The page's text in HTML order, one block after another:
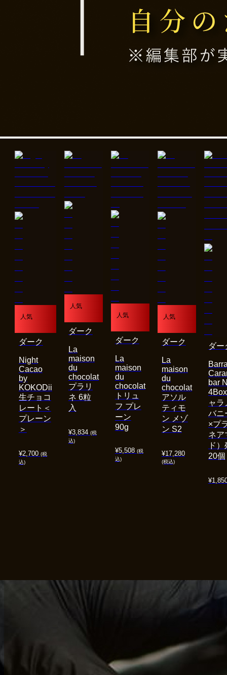
人気
¥2,700 (税
込)
Night
Cacao
by
KOKODii
生チョコ
レート＜
プレーン
＞
ダーク
人気
¥3,834 (税
込)
La
maison
du
chocolat
プラリ
ネ 6粒
入
ダーク
人気
¥5,508 (税
込)
La
maison
du
chocolat
トリュ
フ プレ
ーン
90g
ダーク
人気
¥17,280
(税込)
La
maison
du
chocolat
アソル
ティモ
ン メゾ
ン S2
ダーク
¥
bar
ャラ
バニ
×プ
ネア
ド
20個
ダー